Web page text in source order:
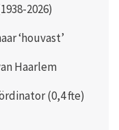
2026)
‘houvast’
Haarlem
(0,4 fte)